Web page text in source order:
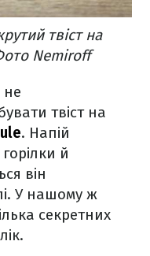
твіст на
Nemiroff
не
твіст на
. Напій
й
він
У нашому ж
секретних